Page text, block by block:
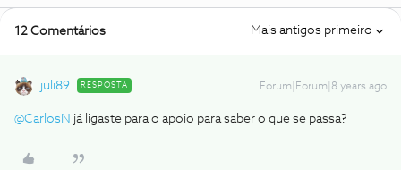
12 Comentários Mais antigos primeiro
juli89 RESPOSTA Forum|Forum|8 years ago
@CarlosN já ligaste para o apoio para saber o que se passa?